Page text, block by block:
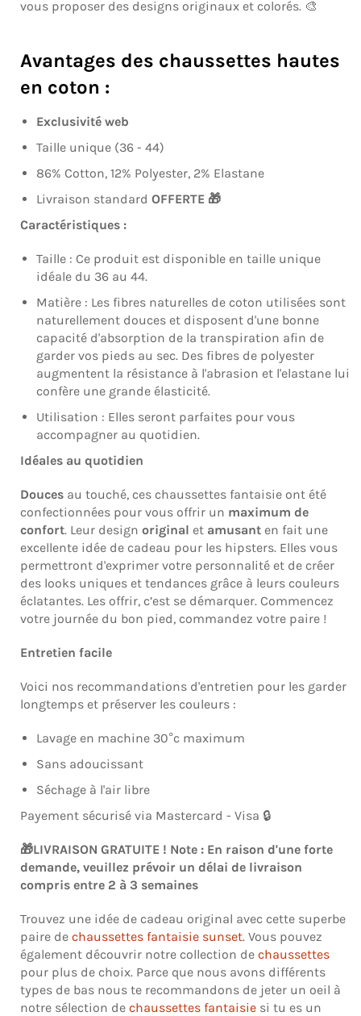
vous proposer des designs originaux et colorés. 🎨
Avantages des chaussettes hautes
en coton :
Exclusivité web
Taille unique (36 - 44)
86% Cotton, 12% Polyester, 2% Elastane
Livraison standard OFFERTE 🎁
Caractéristiques :
Taille : Ce produit est disponible en taille unique
idéale du 36 au 44.
Matière : Les fibres naturelles de coton utilisées sont
naturellement douces et disposent d'une bonne
capacité d'absorption de la transpiration afin de
garder vos pieds au sec. Des fibres de polyester
augmentent la résistance à l'abrasion et l'elastane lui
confère une grande élasticité.
Utilisation : Elles seront parfaites pour vous
accompagner au quotidien.
Idéales au quotidien
Douces au touché, ces chaussettes fantaisie ont été
confectionnées pour vous offrir un maximum de
confort. Leur design original et amusant en fait une
excellente idée de cadeau pour les hipsters. Elles vous
permettront d'exprimer votre personnalité et de créer
des looks uniques et tendances grâce à leurs couleurs
éclatantes. Les offrir, c’est se démarquer. Commencez
votre journée du bon pied, commandez votre paire !
Entretien facile
Voici nos recommandations d'entretien pour les garder
longtemps et préserver les couleurs :
Lavage en machine 30°c maximum
Sans adoucissant
Séchage à l'air libre
Payement sécurisé via Mastercard - Visa 🔒
🎁LIVRAISON GRATUITE ! Note : En raison d'une forte
demande, veuillez prévoir un délai de livraison
compris entre 2 à 3 semaines
Trouvez une idée de cadeau original avec cette superbe
paire de chaussettes fantaisie sunset. Vous pouvez
également découvrir notre collection de chaussettes
pour plus de choix. Parce que nous avons différents
types de bas nous te recommandons de jeter un oeil à
notre sélection de chaussettes fantaisie si tu es un